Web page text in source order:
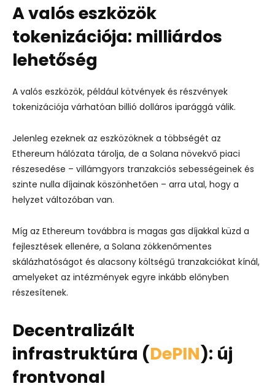
A valós eszközök
tokenizációja: milliárdos
lehetőség
A valós eszközök, például kötvények és részvények
tokenizációja várhatóan billió dolláros iparággá válik.
Jelenleg ezeknek az eszközöknek a többségét az
Ethereum hálózata tárolja, de a Solana növekvő piaci
részesedése – villámgyors tranzakciós sebességeinek és
szinte nulla díjainak köszönhetően – arra utal, hogy a
helyzet változóban van.
Míg az Ethereum továbbra is magas gas díjakkal küzd a
fejlesztések ellenére, a Solana zökkenőmentes
skálázhatóságot és alacsony költségű tranzakciókat kínál,
amelyeket az intézmények egyre inkább előnyben
részesítenek.
Decentralizált
infrastruktúra (DePIN): új
frontvonal